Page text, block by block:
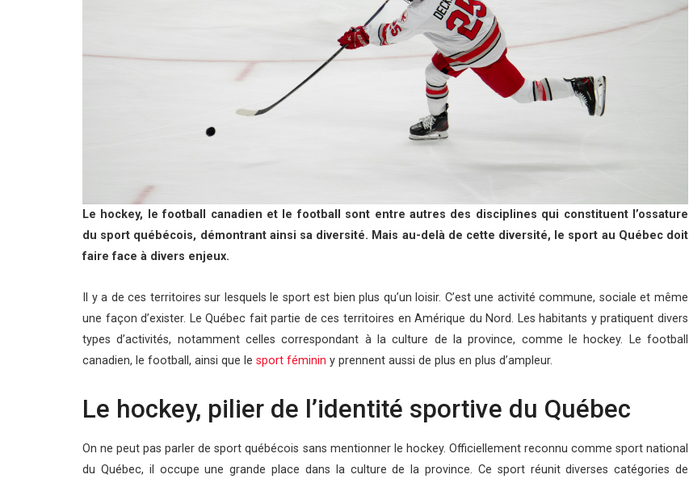
Le hockey, le football canadien et le football sont entre autres des disciplines qui constituent l’ossature
du sport québécois, démontrant ainsi sa diversité. Mais au-delà de cette diversité, le sport au Québec doit
faire face à divers enjeux.
Il y a de ces territoires sur lesquels le sport est bien plus qu’un loisir. C’est une activité commune, sociale et même
une façon d’exister. Le Québec fait partie de ces territoires en Amérique du Nord. Les habitants y pratiquent divers
types d’activités, notamment celles correspondant à la culture de la province, comme le hockey. Le football
canadien, le football, ainsi que le sport féminin y prennent aussi de plus en plus d’ampleur.
Le hockey, pilier de l’identité sportive du Québec
On ne peut pas parler de sport québécois sans mentionner le hockey. Officiellement reconnu comme sport national
du Québec, il occupe une grande place dans la culture de la province. Ce sport réunit diverses catégories de